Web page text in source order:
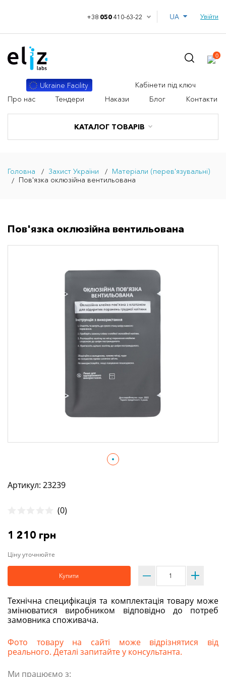
+38 050410-63-22 Увійти
КАТАЛОГ ТОВАРІВ
Ukraine Facility
Кабінети під ключ
Про нас
Тендери Накази Блог Контакти
0
Головна Захист України
Матеріали (перев'язувальні)
Пов'язка оклюзійна вентильована
Пов'язка оклюзійна вентильована
Артикул: 23239
(0)
1 210 грн
Ціну уточнюйте
Купити
Технічна специфікація та комплектація товару може
змінюватися виробником відповідно до потреб
замовника споживача.
Фото товару на сайті може відрізнятися від
реального. Деталі запитайте у консультанта.
Ми працюємо з: